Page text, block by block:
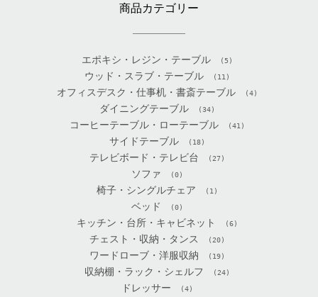
商品カテゴリー
エポキシ・レジン・テーブル (5)
ウッド・スラブ・テーブル (11)
オフィスデスク・仕事机・書斎テーブル (4)
ダイニングテーブル (34)
コーヒーテーブル・ローテーブル (41)
サイドテーブル (18)
テレビボード・テレビ台 (27)
ソファ (0)
椅子・シングルチェア (1)
ベッド (0)
キッチン・台所・キャビネット (6)
チェスト・収納・タンス (20)
ワードローブ・洋服収納 (19)
収納棚・ラック・シェルフ (24)
ドレッサー (4)